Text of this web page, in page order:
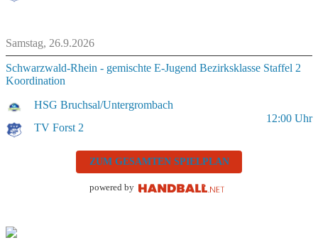
Samstag, 26.9.2026
Schwarzwald-Rhein - gemischte E-Jugend Bezirksklasse Staffel 2
Koordination
HSG Bruchsal/Untergrombach
TV Forst 2
12:00 Uhr
ZUM GESAMTEN SPIELPLAN
powered by